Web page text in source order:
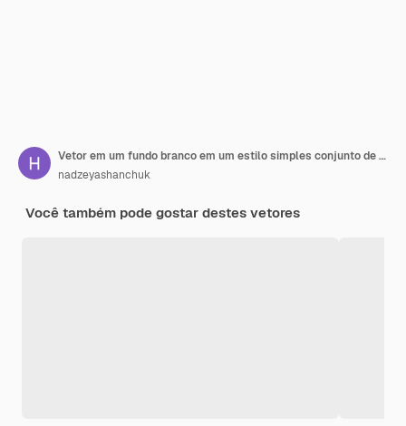
Vetor em um fundo branco em um estilo simples conjunto de menina
nadzeyashanchuk
Você também pode gostar destes vetores